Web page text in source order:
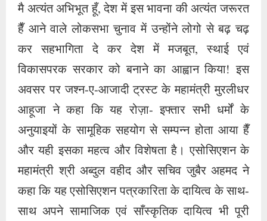
मै अत्यंत अभिभूत हूँ, देश में इस भावना की अत्यंत जरूरत
हैँ आने वाले लोकसभा चुनाव में उन्होंने लोगो से बढ़ चढ़
कर सहभागिता दे कर देश में मजबूत, स्थाई एवं
विकासपरक सरकार को बनाने का आह्वान किया! इस
अवसर पर जश्न-ए-आजादी ट्रस्ट के महामंत्री मुरलीधर
आहूजा ने कहा कि यह रोज़ा- इफ्तार सभी धर्मों के
अनुयाइयों के सामूहिक सहयोग से सम्पन्न होता आया हैँ
और यही इसका महत्व और विशेषता है। एसोसिएशन के
महामंत्री श्री अब्दुल वहीद और सचिव जुबैर अहमद ने
कहा कि यह एसोसिएशन पत्रकारिता के दायित्व के साथ-
साथ अपने सामाजिक एवं साँस्कृतिक दायित्व भी पूरी